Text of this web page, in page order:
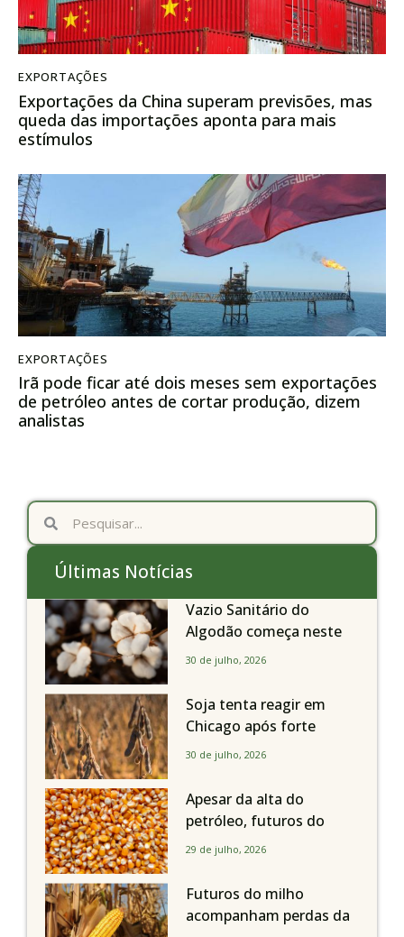
EXPORTAÇÕES
Exportações da China superam previsões, mas
queda das importações aponta para mais
estímulos
EXPORTAÇÕES
Irã pode ficar até dois meses sem exportações
de petróleo antes de cortar produção, dizem
analistas
Últimas Notícias
Vazio Sanitário do
Algodão começa neste
sábado, dia 1º de agosto,
Paulo
30 de julho, 2026
Soja tenta reagir em
Chicago após forte
liquidação; portos
de R$ 150/sc
30 de julho, 2026
Apesar da alta do
petróleo, futuros do
milho recuam em
a soja nesta quarta-feira
29 de julho, 2026
Futuros do milho
acompanham perdas da